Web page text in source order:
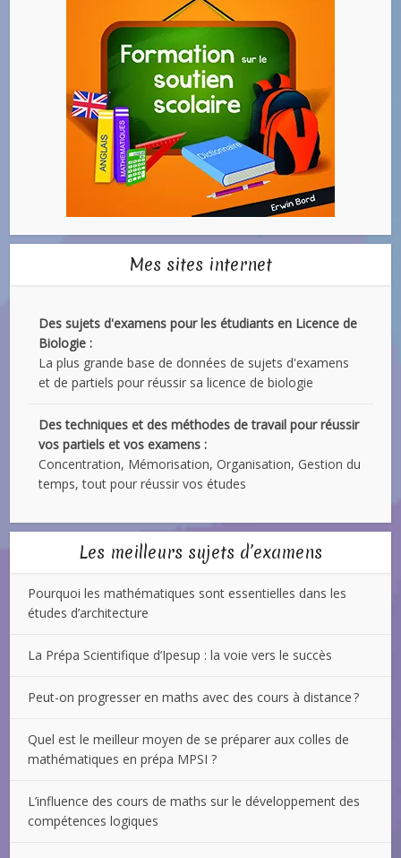
Mes sites internet
Des sujets d'examens pour les étudiants en Licence de
Biologie :
La plus grande base de données de sujets d'examens
et de partiels pour réussir sa licence de biologie
Des techniques et des méthodes de travail pour réussir
vos partiels et vos examens :
Concentration, Mémorisation, Organisation, Gestion du
temps, tout pour réussir vos études
Les meilleurs sujets d’examens
Pourquoi les mathématiques sont essentielles dans les
études d’architecture
La Prépa Scientifique d’Ipesup : la voie vers le succès
Peut-on progresser en maths avec des cours à distance ?
Quel est le meilleur moyen de se préparer aux colles de
mathématiques en prépa MPSI ?
L’influence des cours de maths sur le développement des
compétences logiques